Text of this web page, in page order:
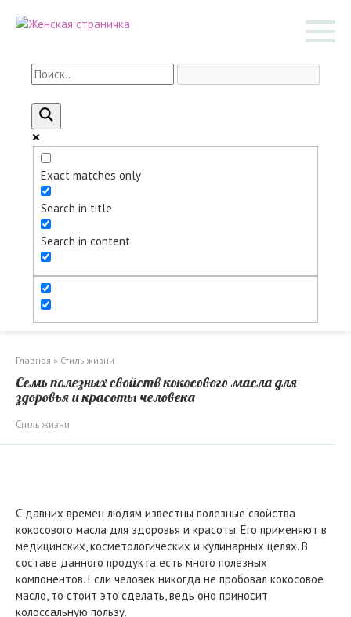
Exact matches only
Search in title
Search in content
Главная » Стиль жизни
Семь полезных свойств кокосового масла для
здоровья и красоты человека
Стиль жизни
С давних времен людям известны полезные свойства
кокосового масла для здоровья и красоты. Его применяют в
медицинских, косметологических и кулинарных целях. В
составе данного продукта есть много полезных
компонентов. Если человек никогда не пробовал кокосовое
масло, то стоит это сделать, ведь оно приносит
колоссальную пользу.